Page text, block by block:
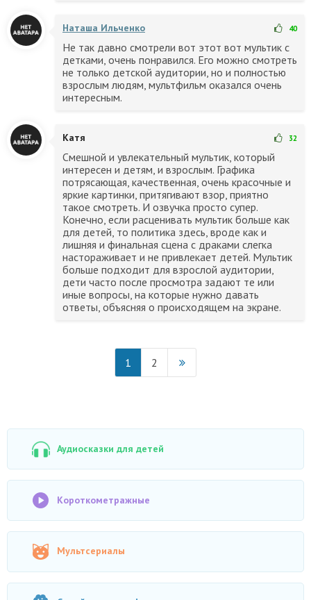
Наташа Ильченко 40
Не так давно смотрели вот этот вот мультик с
детками, очень понравился. Его можно смотреть
не только детской аудитории, но и полностью
взрослым людям, мультфильм оказался очень
интересным.
Катя 32
Смешной и увлекательный мультик, который
интересен и детям, и взрослым. Графика
потрясающая, качественная, очень красочные и
яркие картинки, притягивают взор, приятно
такое смотреть. И озвучка просто супер.
Конечно, если расценивать мультик больше как
для детей, то политика здесь, вроде как и
лишняя и финальная сцена с драками слегка
настораживает и не привлекает детей. Мультик
больше подходит для взрослой аудитории,
дети часто после просмотра задают те или
иные вопросы, на которые нужно давать
ответы, объясняя о происходящем на экране.
1 2
Аудиосказки для детей
Короткометражные
Мультсериалы